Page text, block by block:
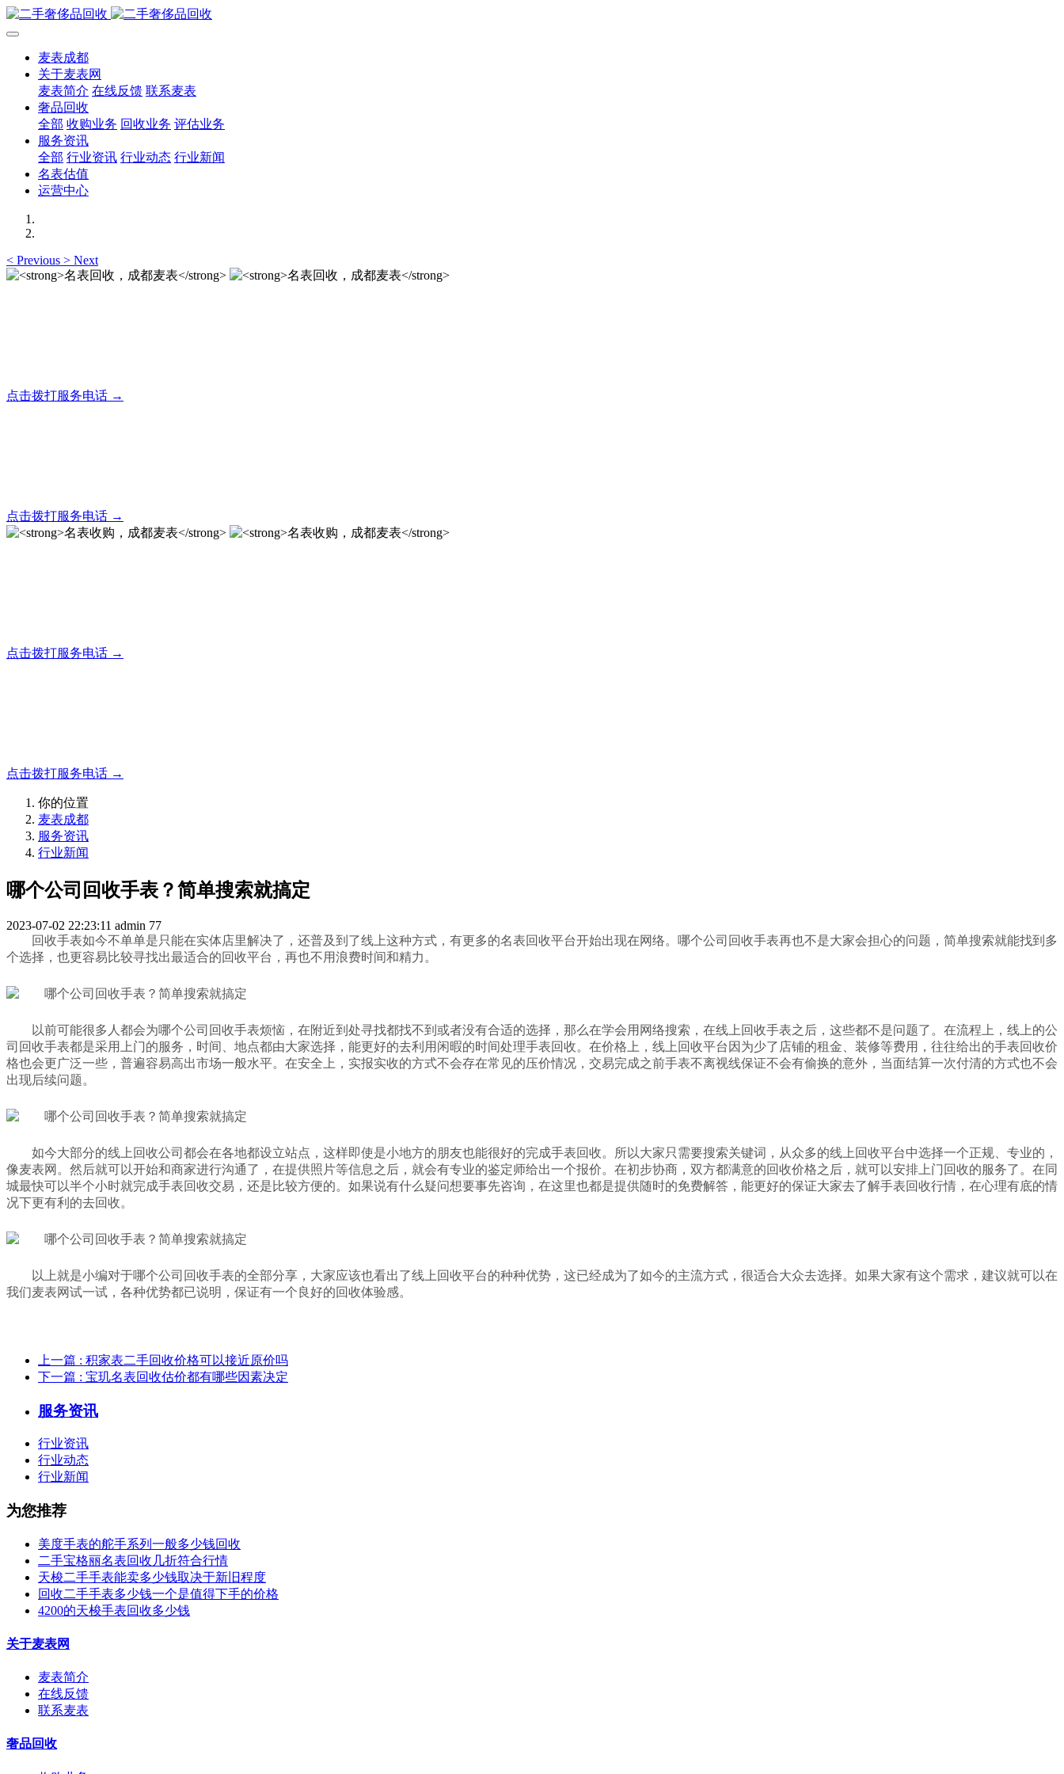
麦表成都
关于麦表网
麦表简介 在线反馈 联系麦表
奢品回收
全部 收购业务 回收业务 评估业务
服务资讯
全部 行业资讯 行业动态 行业新闻
名表估值
运营中心
< Previous > Next
点击拨打服务电话 →
点击拨打服务电话 →
点击拨打服务电话 →
点击拨打服务电话 →
你的位置
麦表成都
服务资讯
行业新闻
哪个公司回收手表？简单搜索就搞定
2023-07-02 22:23:11 admin 77
回收手表如今不单单是只能在实体店里解决了，还普及到了线上这种方式，有更多的名表回收平台开始出现在网络。哪个公司回收手表再也不是大家会担心的问题，简单搜索就能找到多
个选择，也更容易比较寻找出最适合的回收平台，再也不用浪费时间和精力。
以前可能很多人都会为哪个公司回收手表烦恼，在附近到处寻找都找不到或者没有合适的选择，那么在学会用网络搜索，在线上回收手表之后，这些都不是问题了。在流程上，线上的公
司回收手表都是采用上门的服务，时间、地点都由大家选择，能更好的去利用闲暇的时间处理手表回收。在价格上，线上回收平台因为少了店铺的租金、装修等费用，往往给出的手表回收价
格也会更广泛一些，普遍容易高出市场一般水平。在安全上，实报实收的方式不会存在常见的压价情况，交易完成之前手表不离视线保证不会有偷换的意外，当面结算一次付清的方式也不会
出现后续问题。
如今大部分的线上回收公司都会在各地都设立站点，这样即使是小地方的朋友也能很好的完成手表回收。所以大家只需要搜索关键词，从众多的线上回收平台中选择一个正规、专业的，
像麦表网。然后就可以开始和商家进行沟通了，在提供照片等信息之后，就会有专业的鉴定师给出一个报价。在初步协商，双方都满意的回收价格之后，就可以安排上门回收的服务了。在同
城最快可以半个小时就完成手表回收交易，还是比较方便的。如果说有什么疑问想要事先咨询，在这里也都是提供随时的免费解答，能更好的保证大家去了解手表回收行情，在心理有底的情
况下更有利的去回收。
以上就是小编对于哪个公司回收手表的全部分享，大家应该也看出了线上回收平台的种种优势，这已经成为了如今的主流方式，很适合大众去选择。如果大家有这个需求，建议就可以在
我们麦表网试一试，各种优势都已说明，保证有一个良好的回收体验感。
上一篇 : 积家表二手回收价格可以接近原价吗
下一篇 : 宝玑名表回收估价都有哪些因素决定
服务资讯
行业资讯
行业动态
行业新闻
为您推荐
美度手表的舵手系列一般多少钱回收
二手宝格丽名表回收几折符合行情
天梭二手手表能卖多少钱取决于新旧程度
回收二手手表多少钱一个是值得下手的价格
4200的天梭手表回收多少钱
关于麦表网
麦表简介
在线反馈
联系麦表
奢品回收